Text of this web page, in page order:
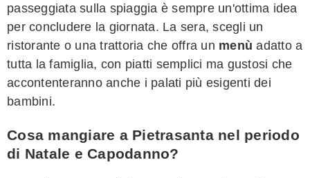
passeggiata sulla spiaggia è sempre un'ottima idea
per concludere la giornata. La sera, scegli un
ristorante o una trattoria che offra un menù adatto a
tutta la famiglia, con piatti semplici ma gustosi che
accontenteranno anche i palati più esigenti dei
bambini.
Cosa mangiare a Pietrasanta nel periodo
di Natale e Capodanno?